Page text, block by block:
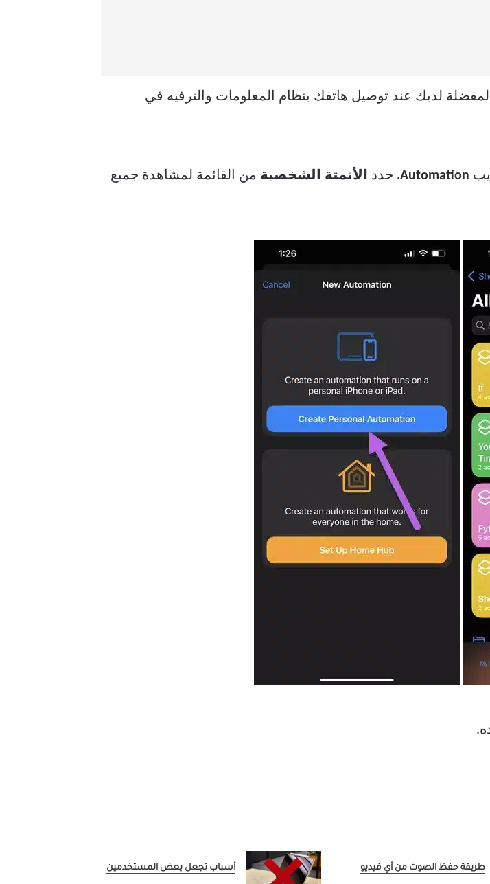
لديك عند توصيل هاتفك بنظام المعلومات والترفيه في
Automation. حدد الأتمتة الشخصية من القائمة لمشاهدة جميع
طريقة حفظ الصوت من أي فيديو أسباب تجعل بعض المستخدمين